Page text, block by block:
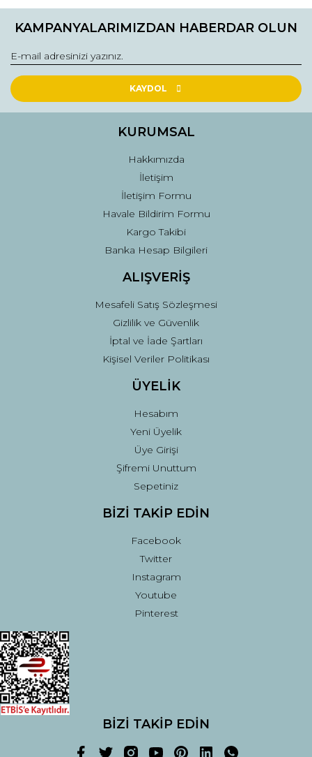
konularda yetersiz gördüğünüz noktaları öneri formunu
Görüş ve önerileriniz için teşekkür ederiz.
Ürün resmi kalitesiz, bozuk veya görüntülenemiyor.
Ürün açıklamasında eksik bilgiler bulunuyor.
Ürün fiyatı diğer sitelerden daha pahalı.
Gönder
KAMPANYALARIMIZDAN HABERDAR OLUN
KAYDOL
KURUMSAL
Hakkımızda
İletişim
İletişim Formu
Havale Bildirim Formu
Kargo Takibi
Banka Hesap Bilgileri
ALIŞVERİŞ
Mesafeli Satış Sözleşmesi
Gizlilik ve Güvenlik
İptal ve İade Şartları
Kişisel Veriler Politikası
ÜYELİK
Hesabım
Yeni Üyelik
Üye Girişi
Şifremi Unuttum
Sepetiniz
BİZİ TAKİP EDİN
Facebook
Twitter
Instagram
Youtube
Pinterest
BİZİ TAKİP EDİN